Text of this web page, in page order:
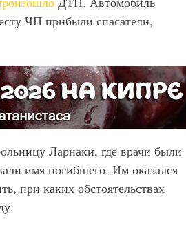
ЧП прибыли спасатели,
Ларнаки, где врачи были
имя погибшего. Им оказался
при каких обстоятельствах